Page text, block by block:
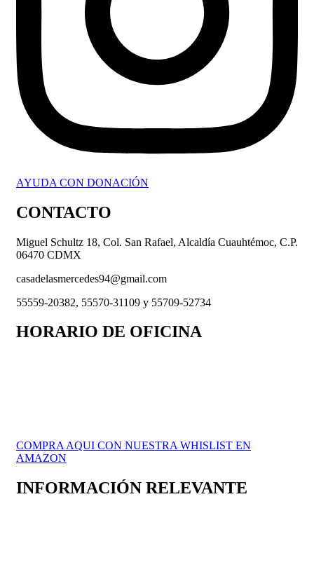
AYUDA CON DONACIÓN
CONTACTO
Miguel Schultz 18, Col. San Rafael, Alcaldía Cuauhtémoc, C.P.
06470 CDMX
casadelasmercedes94@gmail.com
55559-20382, 55570-31109 y 55709-52734
HORARIO DE OFICINA
COMPRA AQUI CON NUESTRA WHISLIST EN
AMAZON
INFORMACIÓN RELEVANTE